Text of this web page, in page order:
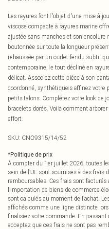
Les rayures font l'objet d'une mise à
viscose compacte à rayures marine
ajustée sans manches et son encolure
boutonnée sur toute la longueur
rehaussée par un ourlet fendu subtil
contemporaine, le tout décliné en
délicat. Associez cette pièce à son
coordonné, synthétiqueis affinez votre
petits talons. Complétez votre look de
bracelets dorés. Voilà comment
effort.
SKU: CNO9315/14/52
*Politique de prix
À compter du 1er juillet 2026, toutes
sein de l’UE sont soumises à des frais
remboursables. Ces frais sont facturés
l’importation de biens de commerce
sont calculés au moment de l’achat.
affichés comme une ligne distincte
finalisiez votre commande. En
acceptez que ces frais ne sont pas